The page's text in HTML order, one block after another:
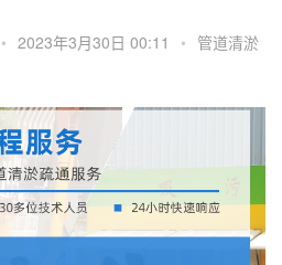
• 2023年3月30日 00:11 • 管道清淤